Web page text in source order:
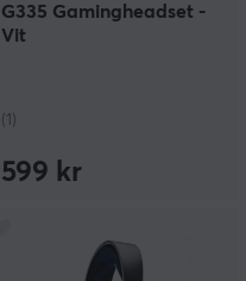
G335 Gamingheadset -
Vit
(1)
599 kr